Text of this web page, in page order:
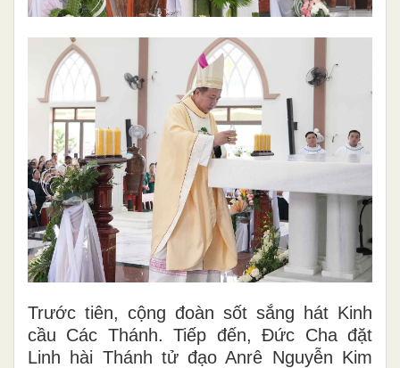
Trước tiên, cộng đoàn sốt sắng hát Kinh
cầu Các Thánh. Tiếp đến, Đức Cha đặt
Linh hài Thánh tử đạo Anrê Nguyễn Kim